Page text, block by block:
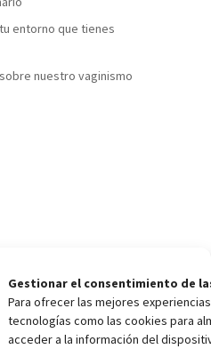
Gestionar el consentimiento de
Para ofrecer las mejores
tecnologías como las cookies para
acceder a la información del
entorno que tienes
nuestro vaginismo